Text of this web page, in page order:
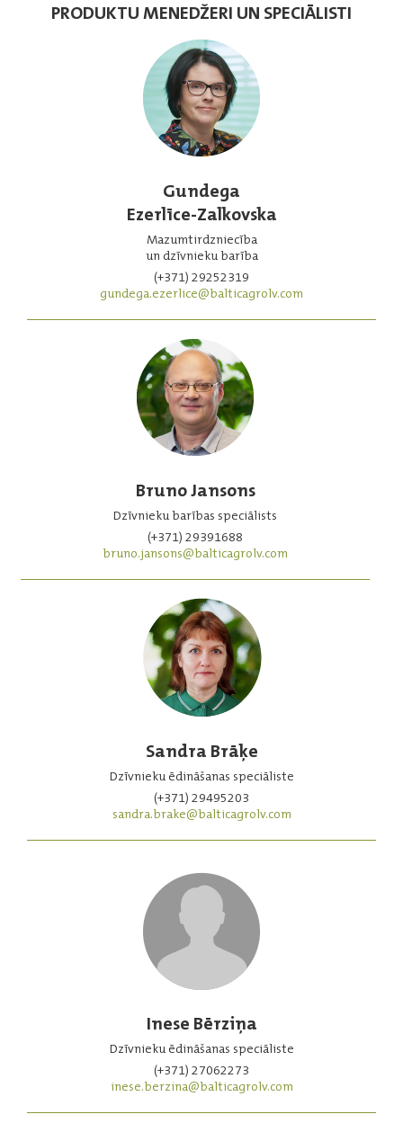
PRODUKTU MENEDŽERI UN SPECIĀLISTI
Gundega
Ezerlīce-Zalkovska
Mazumtirdzniecība
un dzīvnieku barība
(+371) 29252319
gundega.ezerlice@balticagrolv.com
Bruno Jansons
Dzīvnieku barības speciālists
(+371) 29391688
bruno.jansons@balticagrolv.com
Sandra Brāķe
Dzīvnieku ēdināšanas speciāliste
(+371) 29495203
sandra.brake@balticagrolv.com
Inese Bērziņa
Dzīvnieku ēdināšanas speciāliste
(+371) 27062273
inese.berzina@balticagrolv.com